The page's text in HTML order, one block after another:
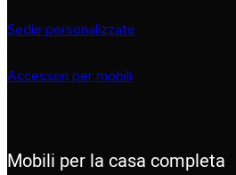
Sedie personalizzate
Accessori per mobili
Mobili per la casa completa